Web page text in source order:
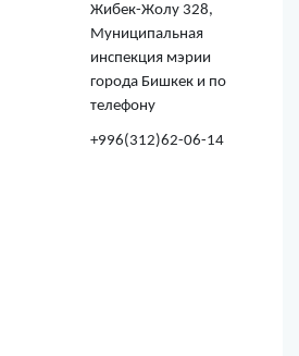
Жибек-Жолу 328,
Муниципальная
инспекция мэрии
города Бишкек и по
телефону
+996(312)62-06-14